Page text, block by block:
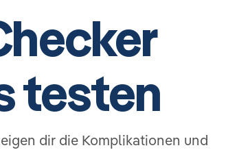
testen
dir die Komplikationen und